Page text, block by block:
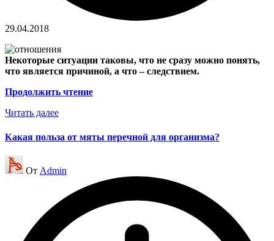
29.04.2018
Некоторые ситуации таковы, что не сразу можно понять,
что является причиной, а что – следствием.
Продолжить чтение
Читать далее
Какая польза от мяты перечной для организма?
Запись
от
От Admin